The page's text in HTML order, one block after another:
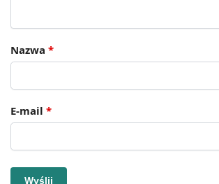
Nazwa *
E-mail *